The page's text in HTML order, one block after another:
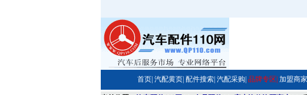
首页| 汽配黄页| 配件搜索| 汽配采购| 品牌专区| 加盟商家|